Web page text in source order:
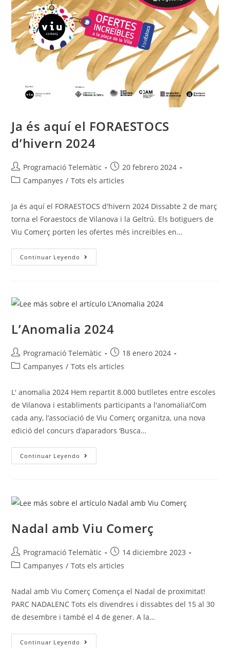
Ja és aquí el FORAESTOCS
d’hivern 2024
Programació Telemàtic
20 febrero 2024
Campanyes / Tots els articles
Ja és aquí el FORAESTOCS d'hivern 2024 Dissabte 2 de març
torna el Foraestocs de Vilanova i la Geltrú. Els botiguers de
Viu Comerç porten les ofertes més increibles en…
Continuar Leyendo
L’Anomalia 2024
Programació Telemàtic
18 enero 2024
Campanyes / Tots els articles
L' anomalia 2024 Hem repartit 8.000 butlletes entre escoles
de Vilanova i establiments participants a l'anomalia!Com
cada any, l’associació de Viu Comerç organitza, una nova
edició del concurs d’aparadors ‘Busca…
Continuar Leyendo
Nadal amb Viu Comerç
Programació Telemàtic
14 diciembre 2023
Campanyes / Tots els articles
Nadal amb Viu Comerç Comença el Nadal de proximitat!
PARC NADALENC Tots els divendres i dissabtes del 15 al 30
de desembre i també el 4 de gener. A la…
Continuar Leyendo